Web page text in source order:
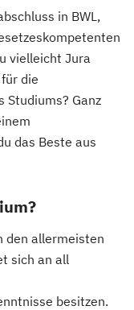
in BWL,
vielleicht Jura
die
Ganz
das Beste aus
den allermeisten
sich an all
besitzen.